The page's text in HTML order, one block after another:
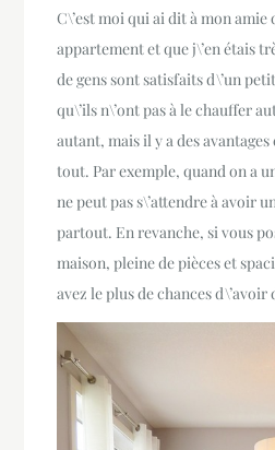
C\’est moi qui ai dit à mon amie
appartement et que j\’en étais
de gens sont satisfaits d\’un
qu\’ils n\’ont pas à le chauffer
autant, mais il y a des
tout. Par exemple, quand on a
ne peut pas s\’attendre à avoir
partout. En revanche, si vous
maison, pleine de pièces et
avez le plus de chances d\’avoir